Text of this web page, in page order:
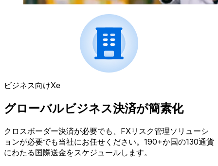
ビジネス向けXe
グローバルビジネス決済が簡素化
クロスボーダー決済が必要でも、FXリスク管理ソリューシ
ョンが必要でも当社にお任せください。190+か国の130通貨
にわたる国際送金をスケジュールします。